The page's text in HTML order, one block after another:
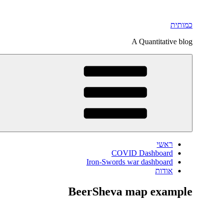
כמותית
A Quantitative blog
ראשי
COVID Dashboard
Iron-Swords war dashboard
אודות
BeerSheva map example